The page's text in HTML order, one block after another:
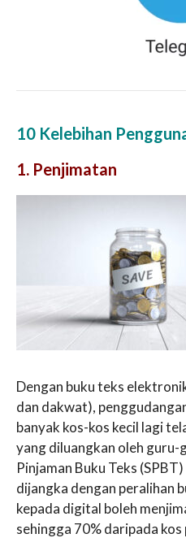
10 Kelebihan
1. Penjimatan
Dengan buku teks
dan dakwat),
banyak kos-kos kecil lagi
yang diluangkan oleh guru-
Pinjaman Buku Teks
dijangka dengan peralihan
kepada digital boleh
sehingga 70% daripada